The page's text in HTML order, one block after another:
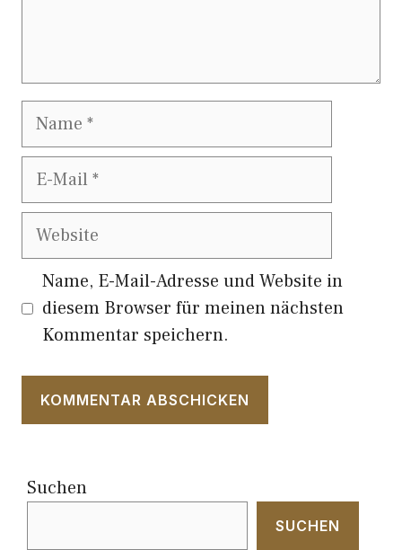
Name
E-
Website
Name, E-Mail-Adresse und Website in
diesem Browser für meinen nächsten
Kommentar speichern.
Suchen
SUCHEN